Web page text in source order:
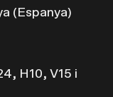
(Espanya)
H10, V15 i